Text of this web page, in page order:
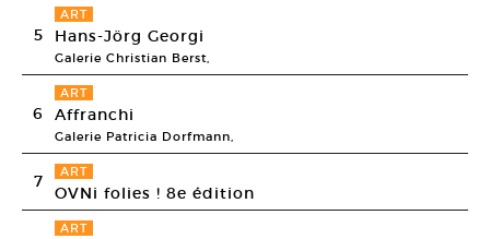
5
ART
Hans-Jörg Georgi
Galerie Christian Berst,
6
ART
Affranchi
Galerie Patricia Dorfmann,
7 ART
OVNi folies ! 8e édition
ART